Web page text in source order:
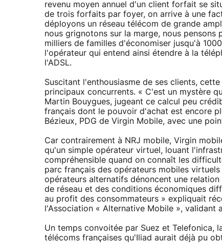
revenu moyen annuel d'un client forfait se
de trois forfaits par foyer, on arrive à une
déployons un réseau télécom de grande
nous grignotons sur la marge, nous
milliers de familles d'économiser jusqu'à
l'opérateur qui entend ainsi étendre à la
l'ADSL.
Suscitant l'enthousiasme de ses clients,
principaux concurrents. « C'est un mystère
Martin Bouygues, jugeant ce calcul peu
français dont le pouvoir d'achat est encore
Bézieux, PDG de Virgin Mobile, avec une
Car contrairement à NRJ mobile, Virgin
qu'un simple opérateur virtuel, louant
compréhensible quand on connaît les
parc français des opérateurs mobiles
opérateurs alternatifs dénoncent une
de réseau et des conditions économiques
au profit des consommateurs » expliquait
l'Association « Alternative Mobile », validant
Un temps convoitée par Suez et Telefonica,
télécoms françaises qu'Iliad aurait déjà pu